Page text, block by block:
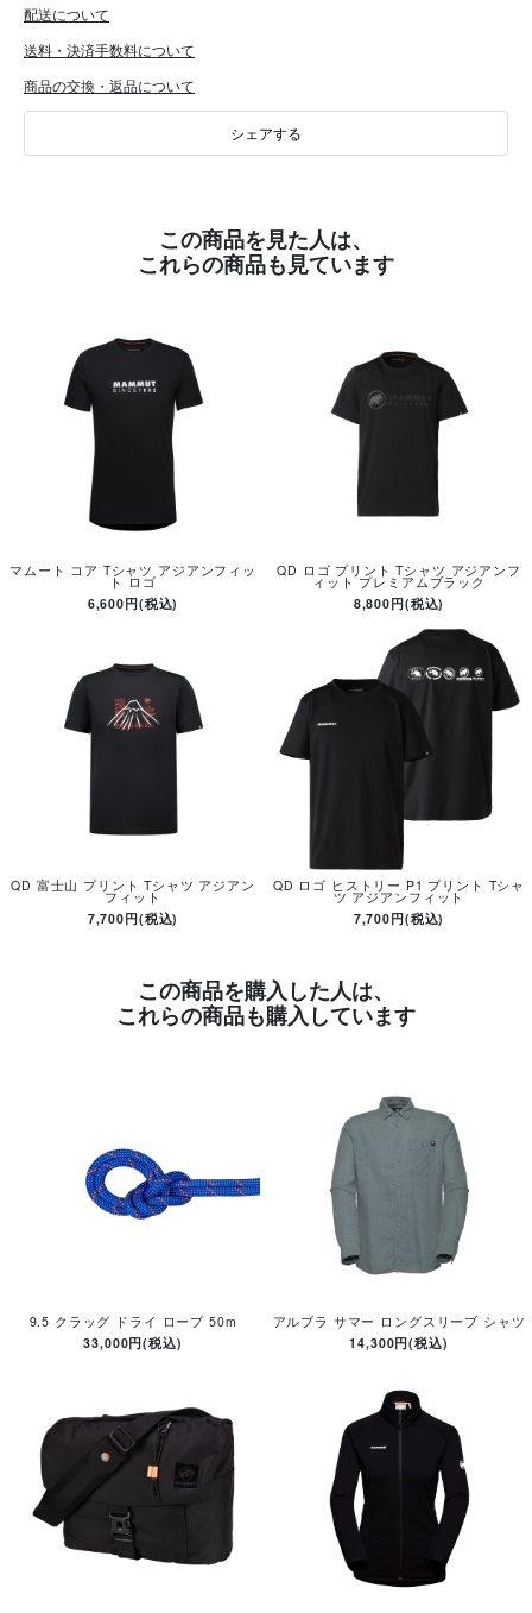
配送について
送料・決済手数料について
商品の交換・返品について
シェアする
この商品を見た人は、
これらの商品も見ています
マムート コア Tシャツ アジアンフィッ
ト ロゴ
6,600円(税込)
QD ロゴ プリント Tシャツ アジアンフ
ィット プレミアムブラック
8,800円(税込)
QD 富士山 プリント Tシャツ アジアン
フィット
7,700円(税込)
QD ロゴ ヒストリー P1 プリント Tシャ
ツ アジアンフィット
7,700円(税込)
この商品を購入した人は、
これらの商品も購入しています
9.5 クラッグ ドライ ロープ 50m
33,000円(税込)
アルブラ サマー ロングスリーブ シャツ
14,300円(税込)